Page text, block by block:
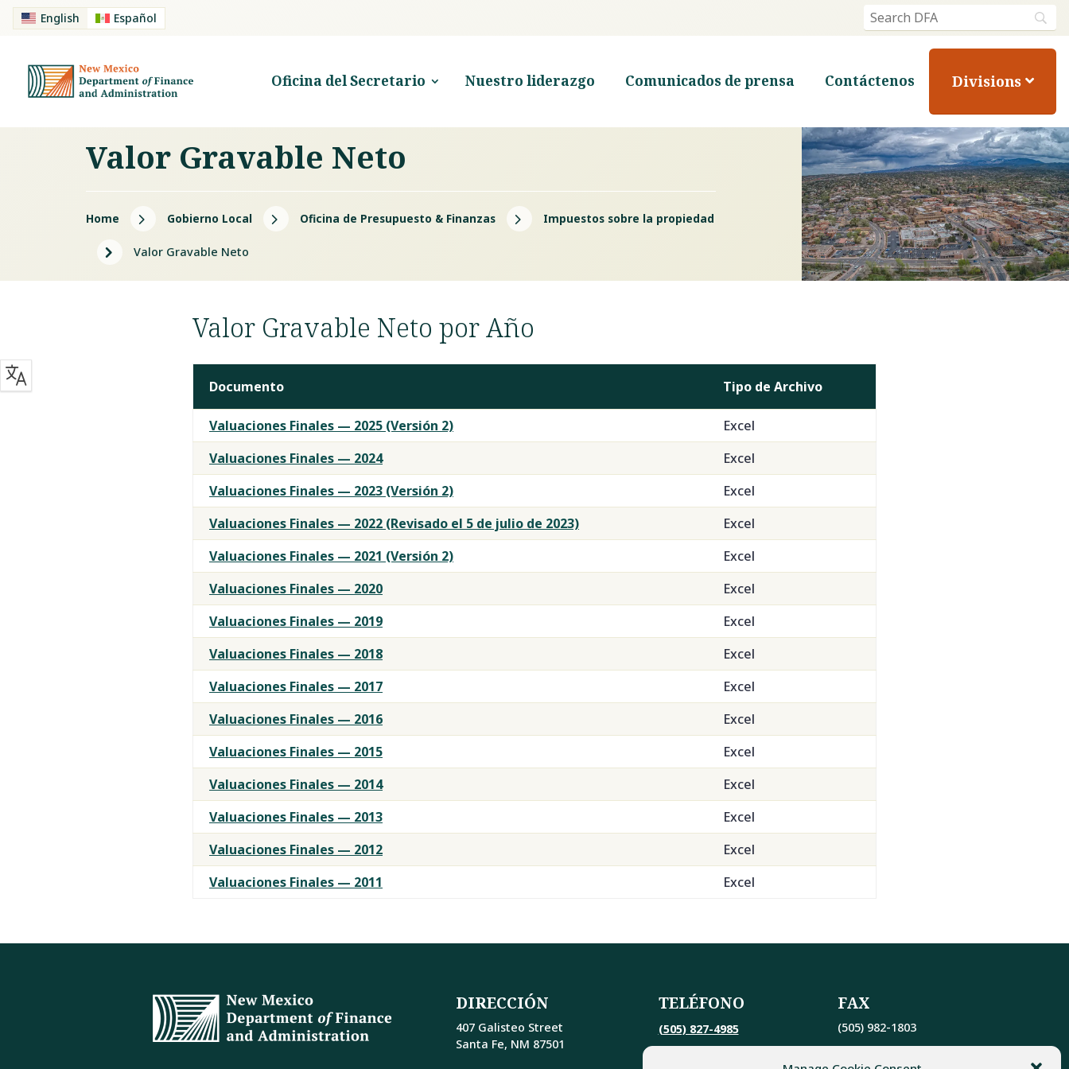
English Español
Oficina del Secretario Nuestro liderazgo Comunicados de prensa Contáctenos Divisions
Valor Gravable Neto
Home 5 Gobierno Local 5 Oficina de Presupuesto & Finanzas 5 Impuestos sobre la propiedad
5 Valor Gravable Neto
Valor Gravable Neto por Año
Valuaciones
Finales
Propiedades
por
Año
Fiscal
Documento Tipo de Archivo
Valuaciones Finales — 2025 (Versión 2)
Excel
Valuaciones Finales — 2024
Excel
Valuaciones Finales — 2023 (Versión 2)
Excel
Valuaciones Finales — 2022 (Revisado el 5 de julio de 2023)
Excel
Valuaciones Finales — 2021 (Versión 2)
Excel
Valuaciones Finales — 2020
Excel
Valuaciones Finales — 2019
Excel
Valuaciones Finales — 2018
Excel
Valuaciones Finales — 2017
Excel
Valuaciones Finales — 2016
Excel
Valuaciones Finales — 2015
Excel
Valuaciones Finales — 2014
Excel
Valuaciones Finales — 2013
Excel
Valuaciones Finales — 2012
Excel
Valuaciones Finales — 2011
Excel
DIRECCIÓN
407 Galisteo Street
Santa Fe, NM 87501
TELÉFONO
(505) 827-4985
FAX
(505) 982-1803